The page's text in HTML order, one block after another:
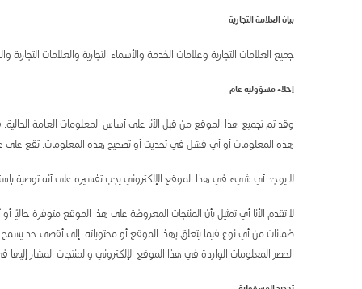
بيان العلامة التجارية
جميع العلامات التجارية وعلامات الخدمة والأسماء التجارية والعلامات
إخلاء مسؤولية عام
وقد تم تجميع هذا الموقع من قبل الأنا على أساس المعلومات العامة
هذه المعلومات أو أي فشل في تحديث أو تصحيح هذه المعلومات. تقع على
لا يوجد أي شيء في هذا الموقع الإلكتروني يجب تفسيره على أنه توصية
لا تقدم الأنا أي تمثيل بأن المنتجات المعروضة على هذا الموقع متوفرة
ضمانات من أي نوع فيما يتعلق بهذا الموقع أو محتوياته. إلى أقصى حد يسمح
الحصر المعلومات الواردة في هذا الموقع الإلكتروني والمنتجات المشار إليها